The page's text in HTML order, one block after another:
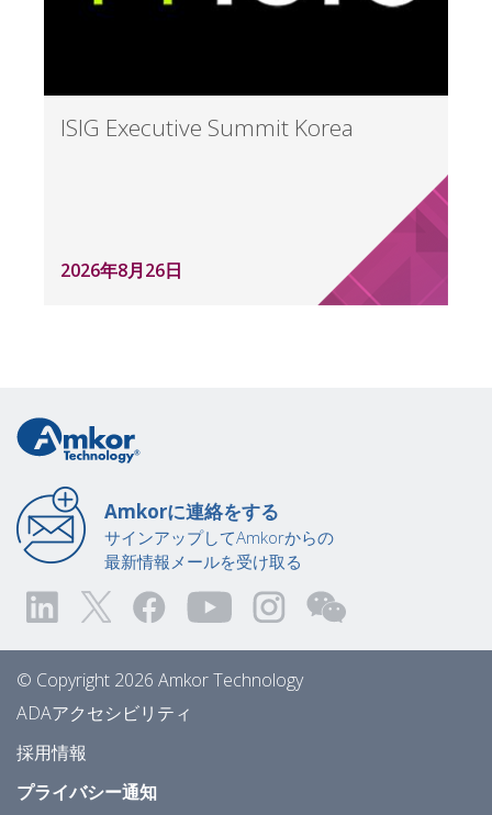
ISIG Executive Summit Korea
2026年8月26日
Amkorに連絡をする
サインアップしてAmkorからの
最新情報メールを受け取る
© Copyright 2026 Amkor Technology
ADAアクセシビリティ
採用情報
プライバシー通知